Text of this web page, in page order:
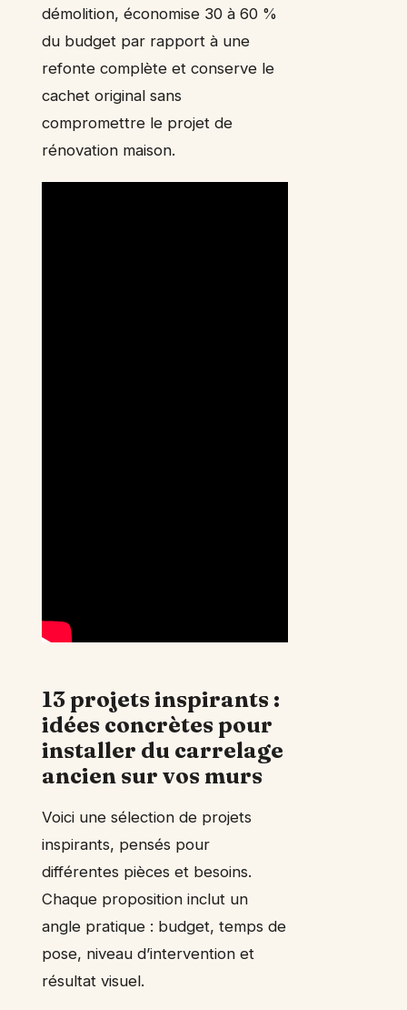
démolition, économise 30 à 60 %
du budget par rapport à une
refonte complète et conserve le
cachet original sans
compromettre le projet de
rénovation maison.
13 projets inspirants :
idées concrètes pour
installer du carrelage
ancien sur vos murs
Voici une sélection de projets
inspirants, pensés pour
différentes pièces et besoins.
Chaque proposition inclut un
angle pratique : budget, temps de
pose, niveau d’intervention et
résultat visuel.